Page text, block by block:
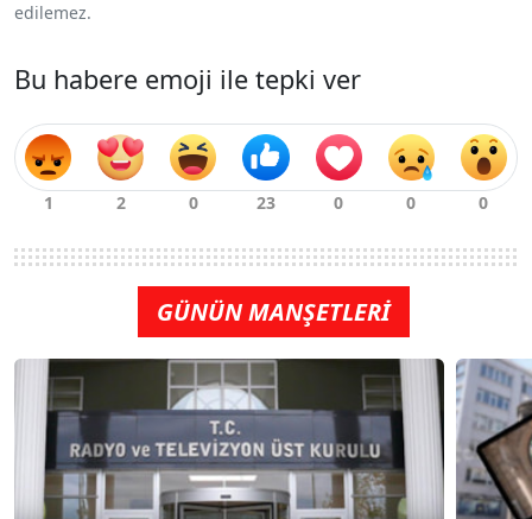
edilemez.
Bu habere emoji ile tepki ver
GÜNÜN MANŞETLERİ